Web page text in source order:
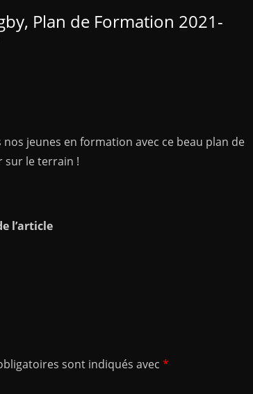
Plan de Formation 2021-
jeunes en formation avec ce beau plan de
sur le terrain !
l’article
sont indiqués avec *